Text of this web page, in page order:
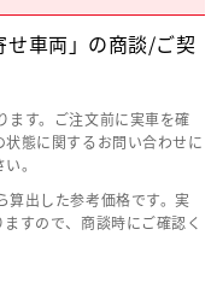
せ車両」の商談/ご契
ます。ご注文前に実車を確
態に関するお問い合わせに
。
算出した参考価格です。実
すので、商談時にご確認く